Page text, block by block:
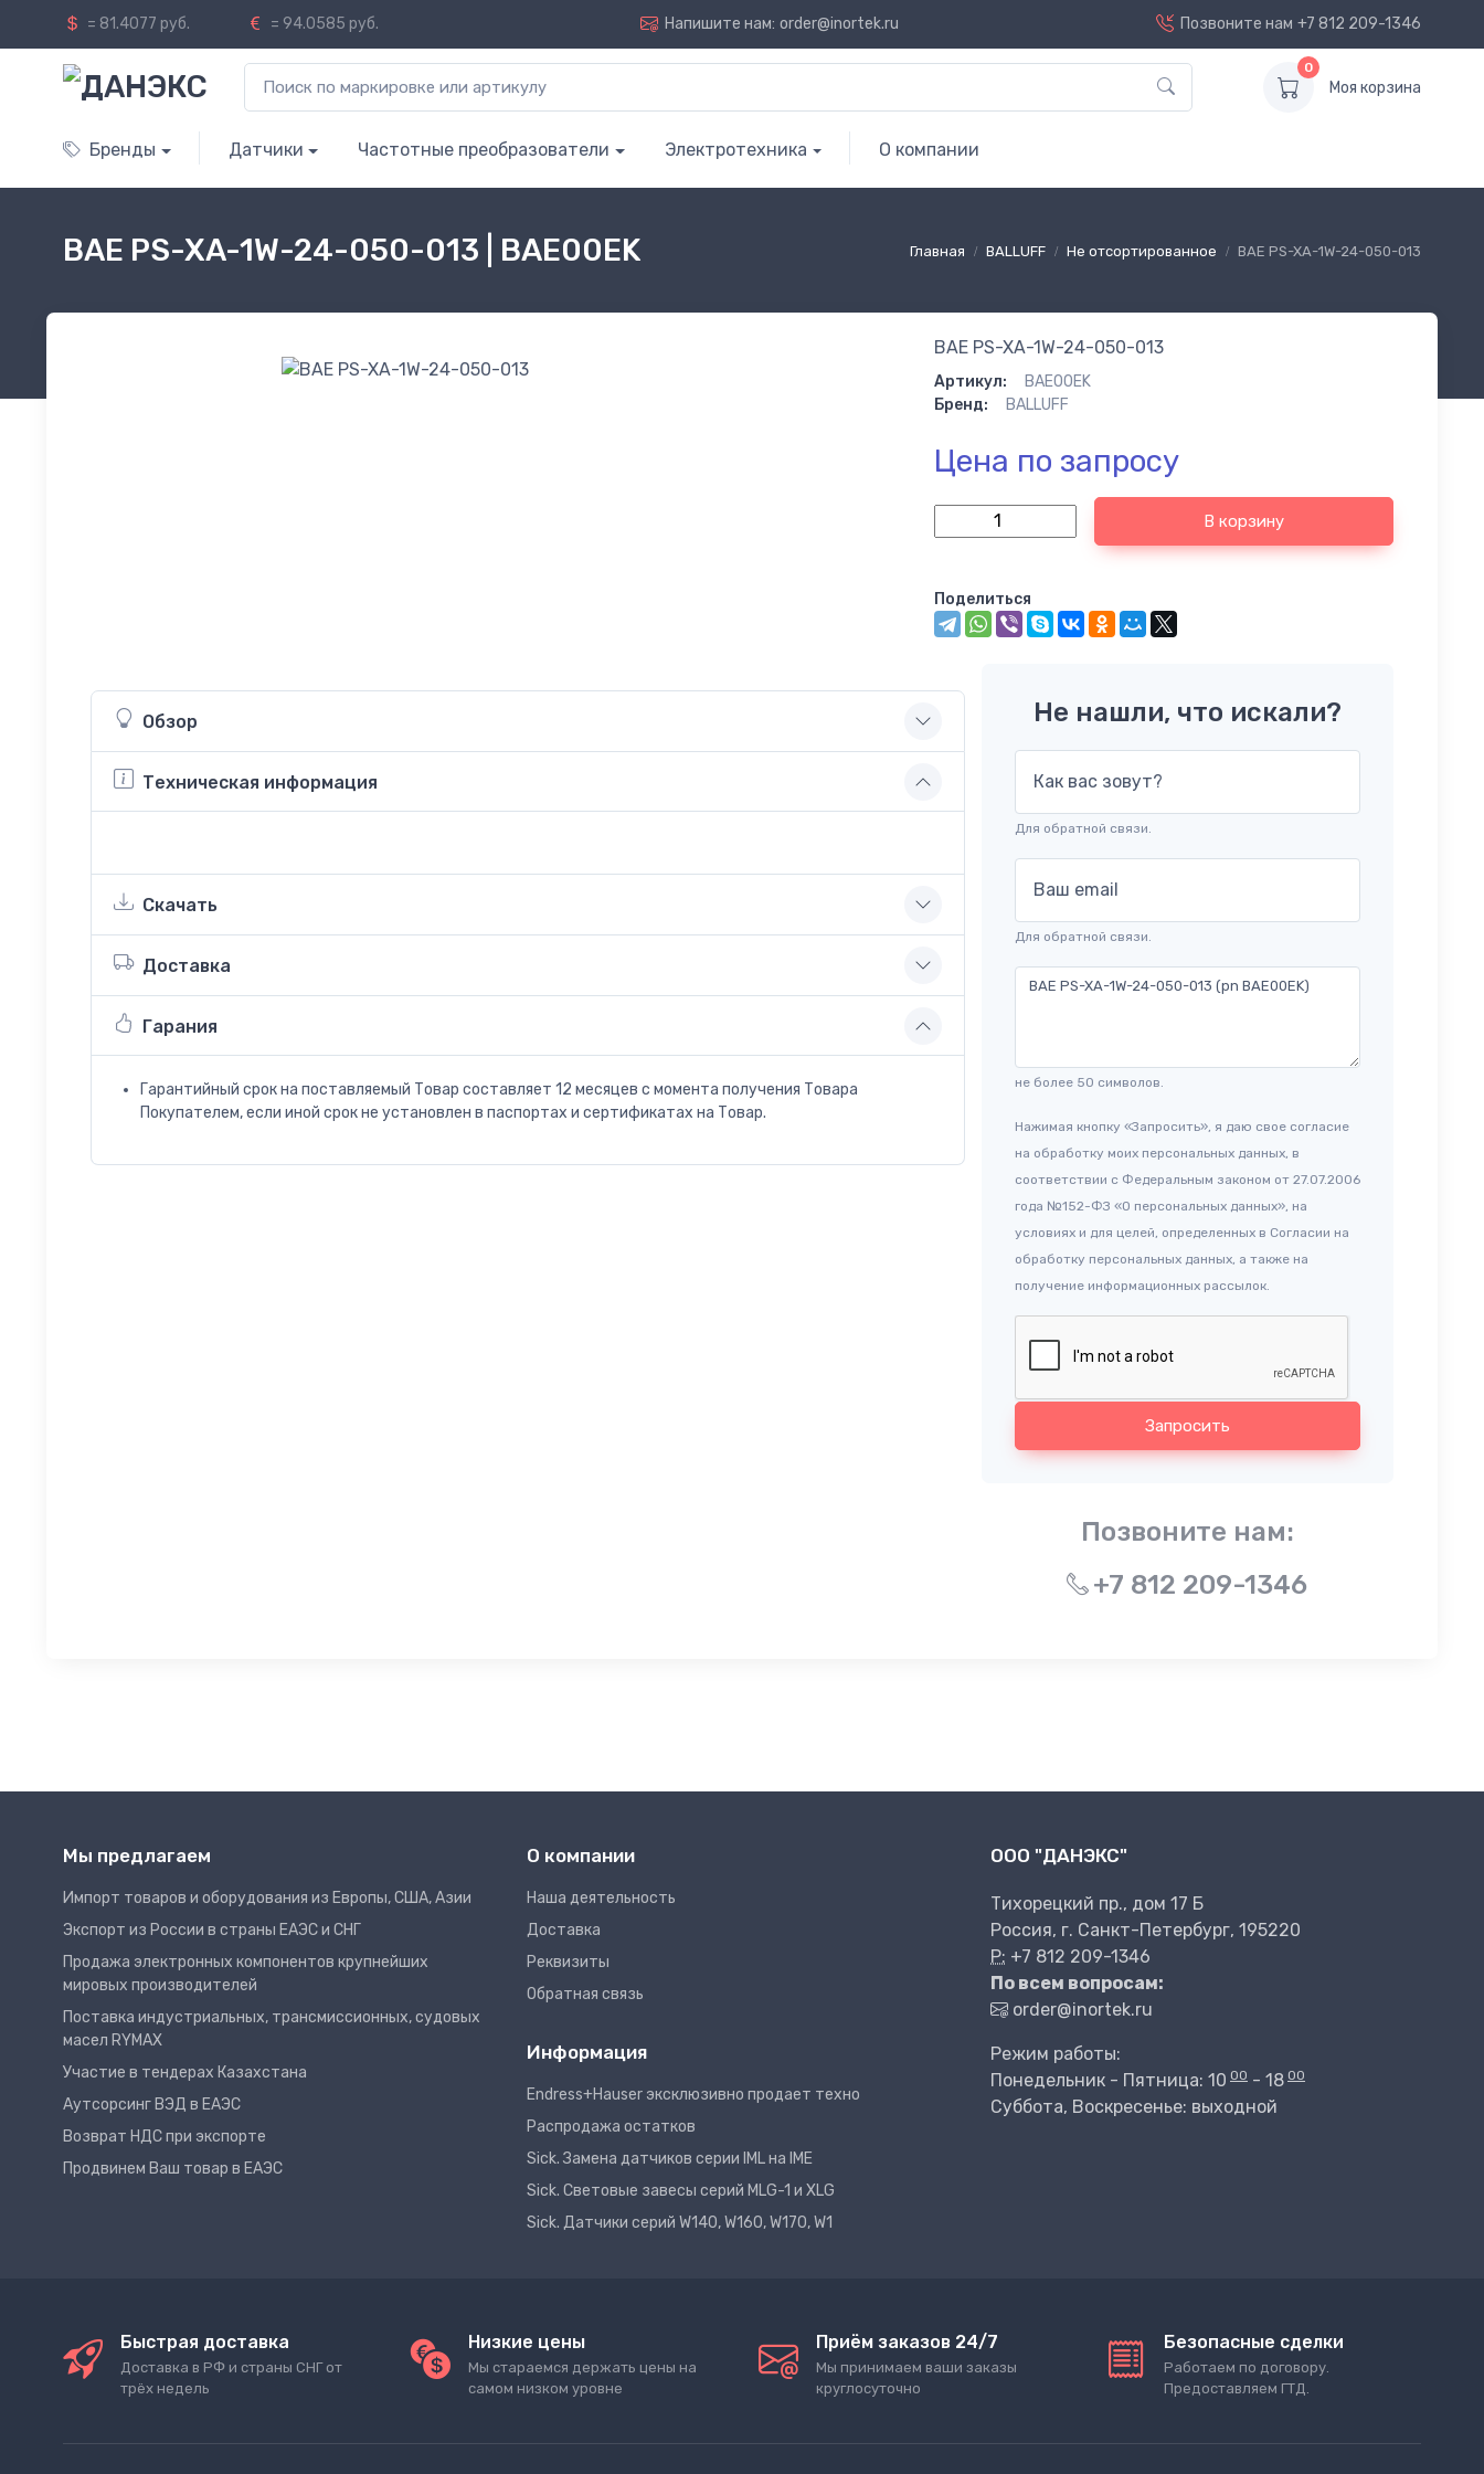
= 81.4077 руб. = 94.0585 руб. Напишите нам: order@inortek.ru Позвоните нам +7 812 209-1346
0
Моя корзина
Бренды Датчики Частотные преобразователи Электротехника О компании
Главная BALLUFF Не отсортированное BAE PS-XA-1W-24-050-013
BAE PS-XA-1W-24-050-013 | BAE00EK
BAE PS-XA-1W-24-050-013
Артикул:
BAE00EK
Бренд:
BALLUFF
Цена по запросу
В корзину
Поделиться
Обзор
Техническая информация
Скачать
Доставка
Гарания
Гарантийный срок на поставляемый Товар составляет 12 месяцев с момента получения Товара
Покупателем, если иной срок не установлен в паспортах и сертификатах на Товар.
Не нашли, что искали?
Как вас зовут?
Для обратной связи.
Ваш email
Для обратной связи.
не более 50 символов.
Нажимая кнопку «Запросить», я даю свое согласие
на обработку моих персональных данных, в
соответствии с Федеральным законом от 27.07.2006
года №152-ФЗ «О персональных данных», на
условиях и для целей, определенных в Согласии на
обработку персональных данных, а также на
получение информационных рассылок.
Запросить
Позвоните нам:
+7 812 209-1346
Мы предлагаем
Импорт товаров и оборудования из Европы, США, Азии
Экспорт из России в страны ЕАЭС и СНГ
Продажа электронных компонентов крупнейших
мировых производителей
Поставка индустриальных, трансмиссионных, судовых
масел RYMAX
Участие в тендерах Казахстана
Аутсорсинг ВЭД в ЕАЭС
Возврат НДС при экспорте
Продвинем Ваш товар в ЕАЭС
О компании
Наша деятельность
Доставка
Реквизиты
Обратная связь
Информация
Endress+Hauser эксклюзивно продает техно
Распродажа остатков
Sick. Замена датчиков серии IML на IME
Sick. Световые завесы серий MLG-1 и XLG
Sick. Датчики серий W140, W160, W170, W1
ООО "ДАНЭКС"
Тихорецкий пр., дом 17 Б
Россия, г. Санкт-Петербург, 195220
P: +7 812 209-1346
По всем вопросам:
order@inortek.ru
Режим работы:
Понедельник - Пятница: 10 00 - 18 00
Суббота, Воскресенье: выходной
Быстрая доставка
Доставка в РФ и страны СНГ от
трёх недель
Низкие цены
Мы стараемся держать цены на
самом низком уровне
Приём заказов 24/7
Мы принимаем ваши заказы
круглосуточно
Безопасные сделки
Работаем по договору.
Предоставляем ГТД.